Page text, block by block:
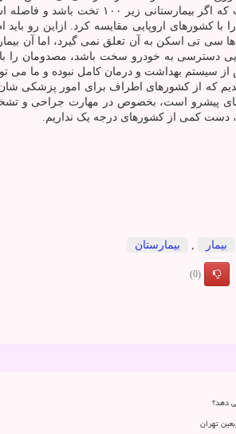
افزود: حتی سطح بندی به این
سی تی اسکن به آن تعلق نمی گیرد، اما آن
دسترسی به خودرو سخت باشد، مصدومان را
سیستم بهداشت و درمان کامل نبوده و ما می
که از کشورهای اطراف برای امور پزشکی
پیشرو است، بخصوص در مهارت جراحی و
دست کمی از کشورهای درجه یک نداریم.
بیمار بیمارستان
(0)
دهد؟
تهران